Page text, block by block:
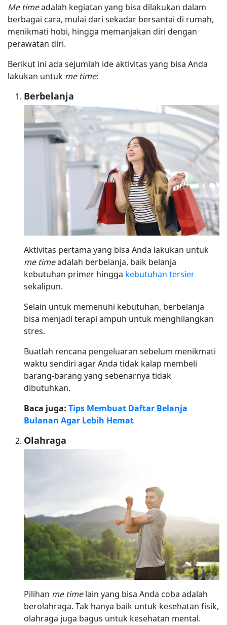
Me timeadalah kegiatan yang bisa dilakukan dalam
berbagai cara, mulai dari sekadar bersantai di rumah,
menikmati hobi, hingga memanjakan diri dengan
perawatan diri.
Berikut ini ada sejumlah ide aktivitas yang bisa Anda
lakukan untuk me time:
Berbelanja
Aktivitas pertama yang bisa Anda lakukan untuk
me timeadalah berbelanja, baik belanja
kebutuhan primer hingga kebutuhan tersier
sekalipun.
Selain untuk memenuhi kebutuhan, berbelanja
bisa menjadi terapi ampuh untuk menghilangkan
stres.
Buatlah rencana pengeluaran sebelum menikmati
waktu sendiri agar Anda tidak kalap membeli
barang-barang yang sebenarnya tidak
dibutuhkan.
Baca juga: Tips Membuat Daftar Belanja
Bulanan Agar Lebih Hemat
Olahraga
Pilihan me timelain yang bisa Anda coba adalah
berolahraga. Tak hanya baik untuk kesehatan fisik,
olahraga juga bagus untuk kesehatan mental.